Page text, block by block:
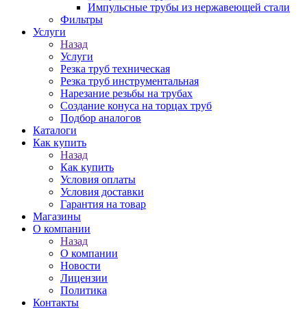
Импульсные трубы из нержавеющей стали
Фильтры
Услуги
Назад
Услуги
Резка труб техническая
Резка труб инструментальная
Нарезание резьбы на трубах
Создание конуса на торцах труб
Подбор аналогов
Каталоги
Как купить
Назад
Как купить
Условия оплаты
Условия доставки
Гарантия на товар
Магазины
О компании
Назад
О компании
Новости
Лицензии
Политика
Контакты